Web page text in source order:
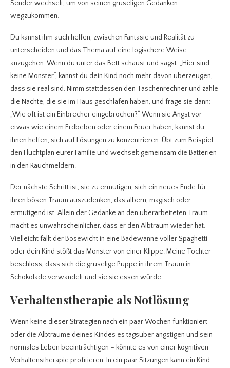
Sender wechselt, um von seinen gruseligen Gedanken
wegzukommen.
Du kannst ihm auch helfen, zwischen Fantasie und Realität zu
unterscheiden und das Thema auf eine logischere Weise
anzugehen. Wenn du unter das Bett schaust und sagst: „Hier sind
keine Monster“, kannst du dein Kind noch mehr davon überzeugen,
dass sie real sind. Nimm stattdessen den Taschenrechner und zähle
die Nächte, die sie im Haus geschlafen haben, und frage sie dann:
„Wie oft ist ein Einbrecher eingebrochen?“ Wenn sie Angst vor
etwas wie einem Erdbeben oder einem Feuer haben, kannst du
ihnen helfen, sich auf Lösungen zu konzentrieren. Übt zum Beispiel
den Fluchtplan eurer Familie und wechselt gemeinsam die Batterien
in den Rauchmeldern.
Der nächste Schritt ist, sie zu ermutigen, sich ein neues Ende für
ihren bösen Traum auszudenken, das albern, magisch oder
ermutigend ist. Allein der Gedanke an den überarbeiteten Traum
macht es unwahrscheinlicher, dass er den Albtraum wieder hat.
Vielleicht fällt der Bösewicht in eine Badewanne voller Spaghetti
oder dein Kind stößt das Monster von einer Klippe. Meine Tochter
beschloss, dass sich die gruselige Puppe in ihrem Traum in
Schokolade verwandelt und sie sie essen würde.
Verhaltenstherapie als Notlösung
Wenn keine dieser Strategien nach ein paar Wochen funktioniert –
oder die Albträume deines Kindes es tagsüber ängstigen und sein
normales Leben beeinträchtigen – könnte es von einer kognitiven
Verhaltenstherapie profitieren. In ein paar Sitzungen kann ein Kind